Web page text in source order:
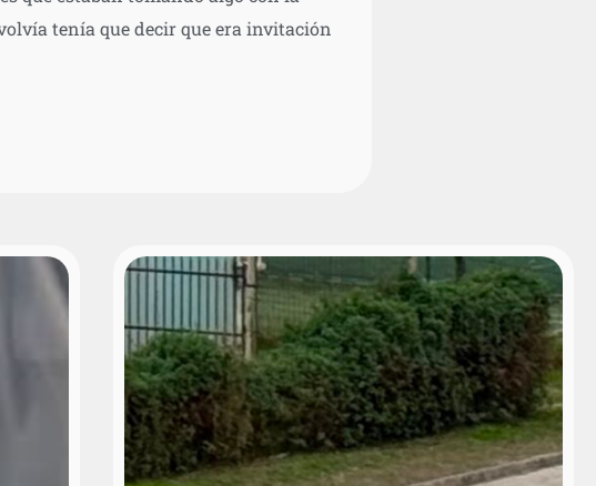
tenía que decir que era invitación